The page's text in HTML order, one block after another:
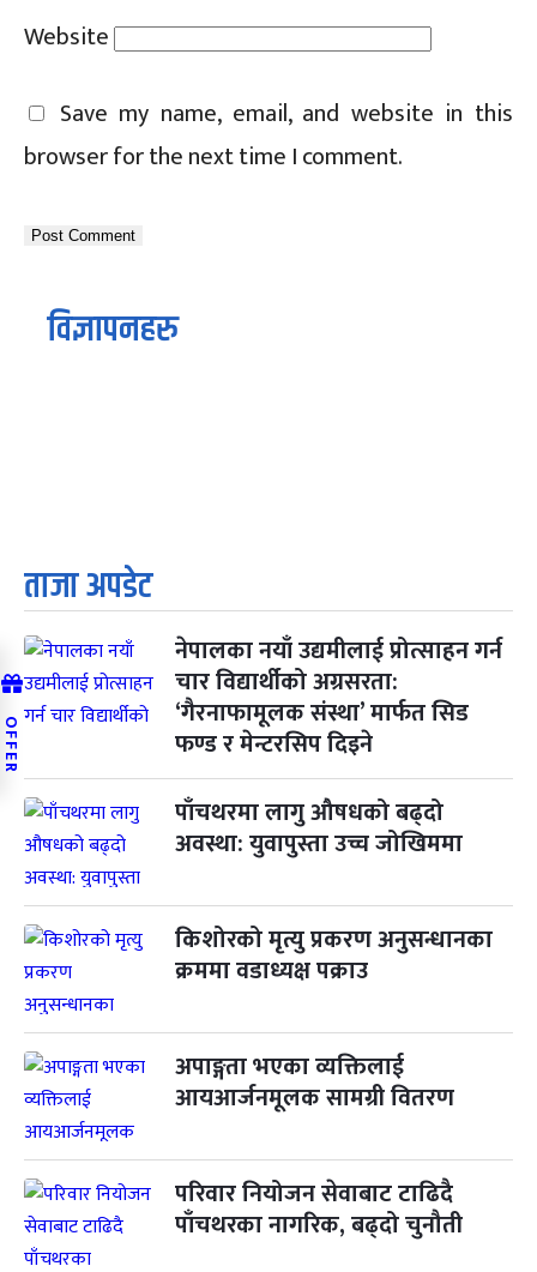
Website
Save my name, email, and website in this
browser for the next time I comment.
विज्ञापनहरु
ताजा अपडेट
नेपालका नयाँ उद्यमीलाई प्रोत्साहन गर्न
चार विद्यार्थीको अग्रसरता:
‘गैरनाफामूलक संस्था’ मार्फत सिड
फण्ड र मेन्टरसिप दिइने
पाँचथरमा लागु औषधको बढ्दो
अवस्था: युवापुस्ता उच्च जोखिममा
किशोरको मृत्यु प्रकरण अनुसन्धानका
क्रममा वडाध्यक्ष पक्राउ
अपाङ्गता भएका व्यक्तिलाई
आयआर्जनमूलक सामग्री वितरण
परिवार नियोजन सेवाबाट टाढिदै
पाँचथरका नागरिक, बढ्दो चुनौती